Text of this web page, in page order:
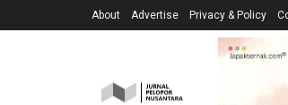
About Advertise Privacy & Policy